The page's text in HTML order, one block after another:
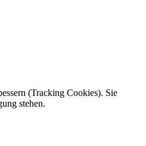
(Tracking Cookies). Sie
stehen.